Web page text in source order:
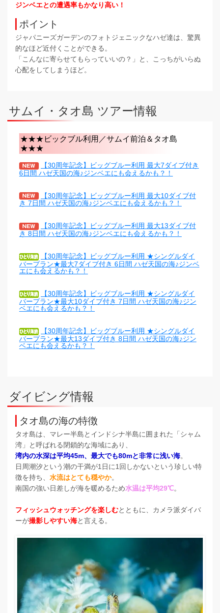
ジンベエとの遭遇率もかなり高い！
ポイント
ジャパニーズガーデンのフォトジェニックなハゼ達は、驚異
的なほど近付くことができる。
「こんなに寄らせてもらっていいの？」と、こっちがいらぬ
心配をしてしまうほど。
サムイ・タオ島 ツアー情報
★★★ビックブル利用／サムイ前泊＆タオ島
★★★
【30周年記念】ビッグブルー利用 最大7ダイブ付き
6日間 ハゼ天国の海♪ジンベエにも会えるかも？！
【30周年記念】ビッグブルー利用 最大10ダイブ付
き 7日間 ハゼ天国の海♪ジンベエにも会えるかも？！
【30周年記念】ビッグブルー利用 最大13ダイブ付
き 8日間 ハゼ天国の海♪ジンベエにも会えるかも？！
【30周年記念】ビッグブルー利用 ★シングルダイ
バープラン★最大7ダイブ付き 6日間 ハゼ天国の海♪ジンベ
エにも会えるかも？！
【30周年記念】ビッグブルー利用 ★シングルダイ
バープラン★最大10ダイブ付き 7日間 ハゼ天国の海♪ジン
ベエにも会えるかも？！
【30周年記念】ビッグブルー利用 ★シングルダイ
バープラン★最大13ダイブ付き 8日間 ハゼ天国の海♪ジン
ベエにも会えるかも？！
ダイビング情報
タオ島の海の特徴
タオ島は、マレー半島とインドシナ半島に囲まれた「シャム
湾」と呼ばれる閉鎖的な海域にあり、
湾内の水深は平均45m、最大でも80mと非常に浅い海。
日周潮汐という潮の干満が1日に1回しかないという珍しい特
徴を持ち、 水流はとても穏やか。
南国の強い日差しが海を暖めるため水温は平均29℃。
フィッシュウォッチングを楽しむとともに、カメラ派ダイバ
ーが撮影しやすい海と言える。